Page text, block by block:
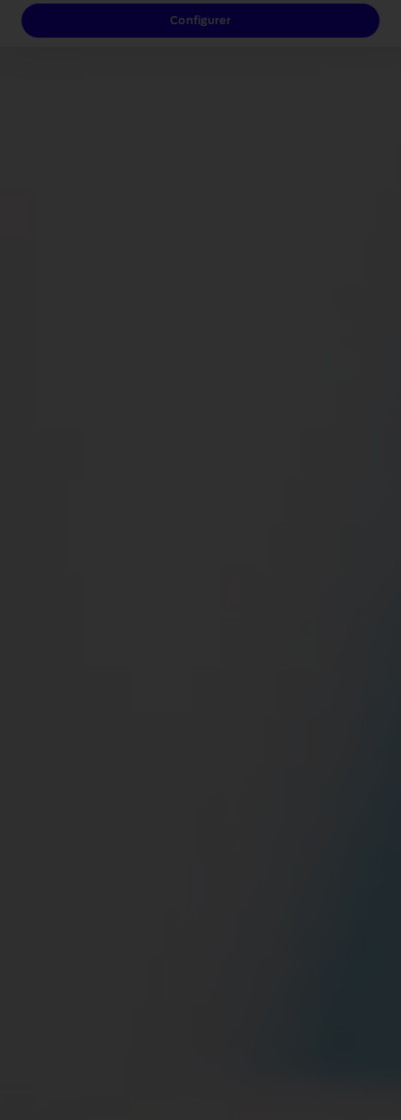
Configurer